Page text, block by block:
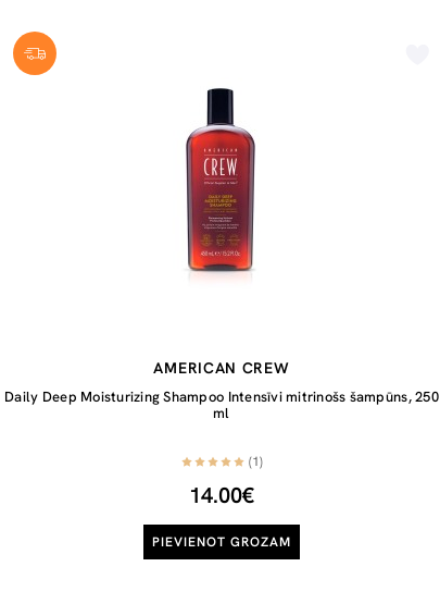
AMERICAN CREW
Daily Deep Moisturizing Shampoo Intensīvi mitrinošs šampūns, 250
ml
(1)
14.00€
PIEVIENOT GROZAM